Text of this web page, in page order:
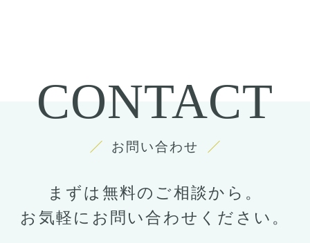
CONTACT
お問い合わせ
まずは無料のご相談から。
お気軽にお問い合わせください。